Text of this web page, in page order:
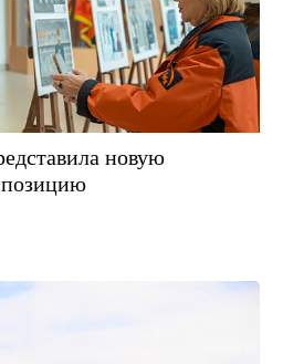
новую